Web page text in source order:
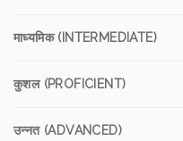
माध्यमिक (INTERMEDIATE)
कुशल (PROFICIENT)
उन्नत (ADVANCED)